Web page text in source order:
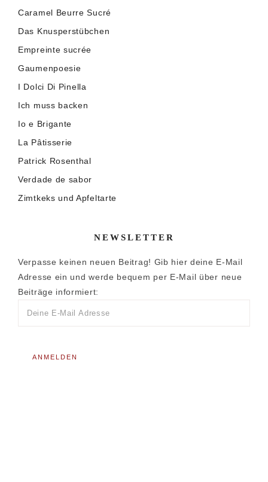
Caramel Beurre Sucré
Das Knusperstübchen
Empreinte sucrée
Gaumenpoesie
I Dolci Di Pinella
Ich muss backen
Io e Brigante
La Pâtisserie
Patrick Rosenthal
Verdade de sabor
Zimtkeks und Apfeltarte
NEWSLETTER
Verpasse keinen neuen Beitrag! Gib hier deine E-Mail
Adresse ein und werde bequem per E-Mail über neue
Beiträge informiert: